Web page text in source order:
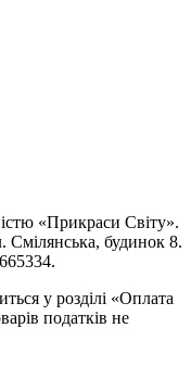
«Прикраси Світу».
Смілянська, будинок 8.
у розділі «Оплата
податків не